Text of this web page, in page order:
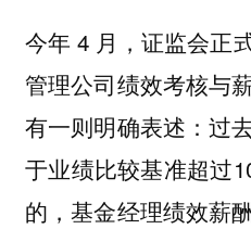
今年 4 月，证监会正
管理公司绩效考核与
有一则明确表述：过
于业绩比较基准超过
的，基金经理绩效薪